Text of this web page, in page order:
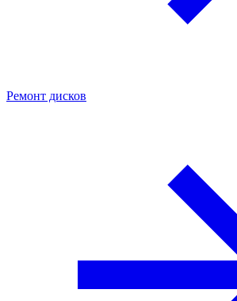
Ремонт дисков